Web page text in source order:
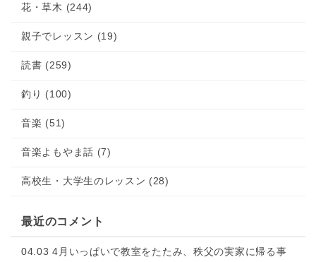
花・草木 (244)
親子でレッスン (19)
読書 (259)
釣り (100)
音楽 (51)
音楽よもやま話 (7)
高校生・大学生のレッスン (28)
最近のコメント
04.03 4月いっぱいで教室をたたみ、秩父の実家に帰る事